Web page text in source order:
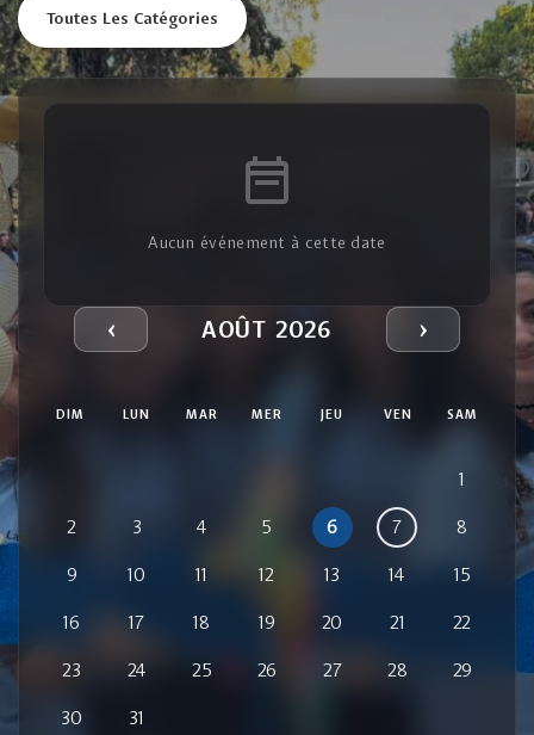
Toutes Les Catégories
Aucun événement à cette date
‹ AOÛT 2026 ›
DIM LUN MAR MER JEU VEN SAM
1
2 3 4 5 6 7 8
9 10 11 12 13 14 15
16 17 18 19 20 21 22
23 24 25 26 27 28 29
30 31